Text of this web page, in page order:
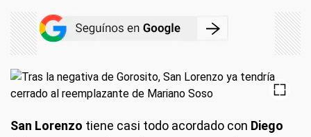
San Lorenzo tiene casi todo acordado con Diego